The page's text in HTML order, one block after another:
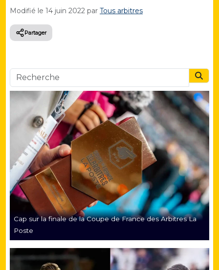
Modifié le 14 juin 2022 par Tous arbitres
Partager
Cap sur la finale de la Coupe de France des Arbitres La
Poste